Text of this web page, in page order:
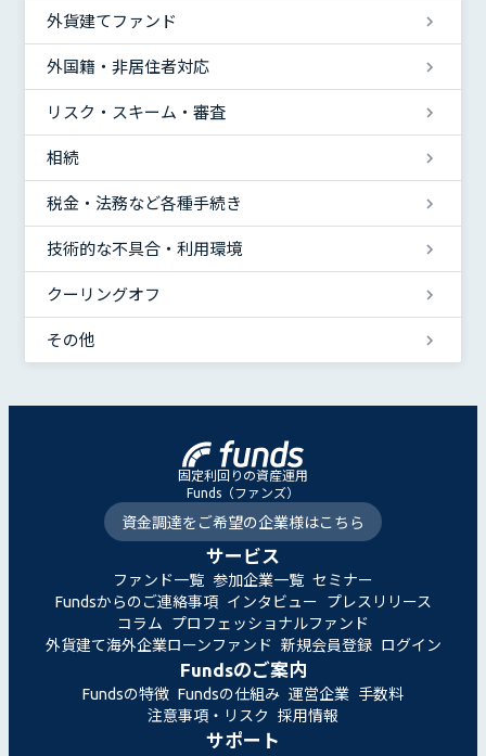
外貨建てファンド
外国籍・非居住者対応
リスク・スキーム・審査
相続
税金・法務など各種手続き
技術的な不具合・利用環境
クーリングオフ
その他
固定利回りの資産運用
Funds（ファンズ）
資金調達をご希望の企業様はこちら
サービス
ファンド一覧 参加企業一覧 セミナー
Fundsからのご連絡事項 インタビュー
プレスリリース
コラム
プロフェッショナルファンド
外貨建て海外企業ローンファンド 新規会員登録 ログイン
Fundsのご案内
Fundsの特徴 Fundsの仕組み 運営企業 手数料
注意事項・リスク
採用情報
サポート